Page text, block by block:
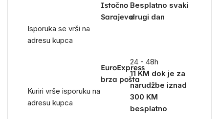
Istočno
Sarajevo
Isporuka se vrši na
adresu kupca
Besplatno svaki
drugi dan
EuroExpress
brza pošta
Kuriri vrše isporuku na
adresu kupca
24 - 48h
11 KM dok je za
narudžbe iznad
300 KM
besplatno